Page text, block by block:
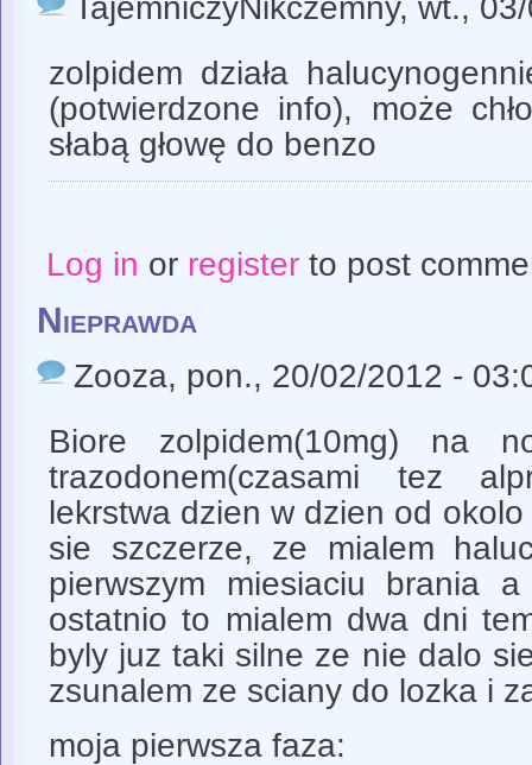
zolpidem działa
(potwierdzone info), może
słabą głowę do benzo
Log in or registerto post
Nieprawda
Zooza, pon., 20/02/2012 -
Biore zolpidem(10mg) na
trazodonem(czasami tez
lekrstwa dzien w dzien od
sie szczerze, ze mialem
pierwszym miesiaciu brania
ostatnio to mialem dwa dni
byly juz taki silne ze nie dalo
zsunalem ze sciany do lozka i
moja pierwsza faza: